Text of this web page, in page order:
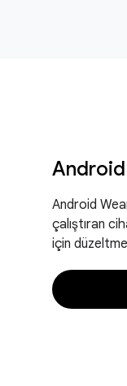
Android
çalıştıran
için